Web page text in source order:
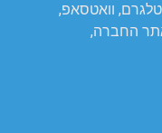
וואטסאפ,
החברה,